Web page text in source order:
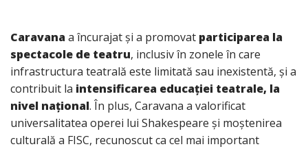
Caravanaa încurajat și a promovat participarea la
spectacole de teatru, inclusiv în zonele în care
infrastructura teatrală este limitată sau inexistentă, și a
contribuit la intensificarea educației teatrale, la
nivel național. În plus, Caravana a valorificat
universalitatea operei lui Shakespeare și moștenirea
culturală a FISC, recunoscut ca cel mai important